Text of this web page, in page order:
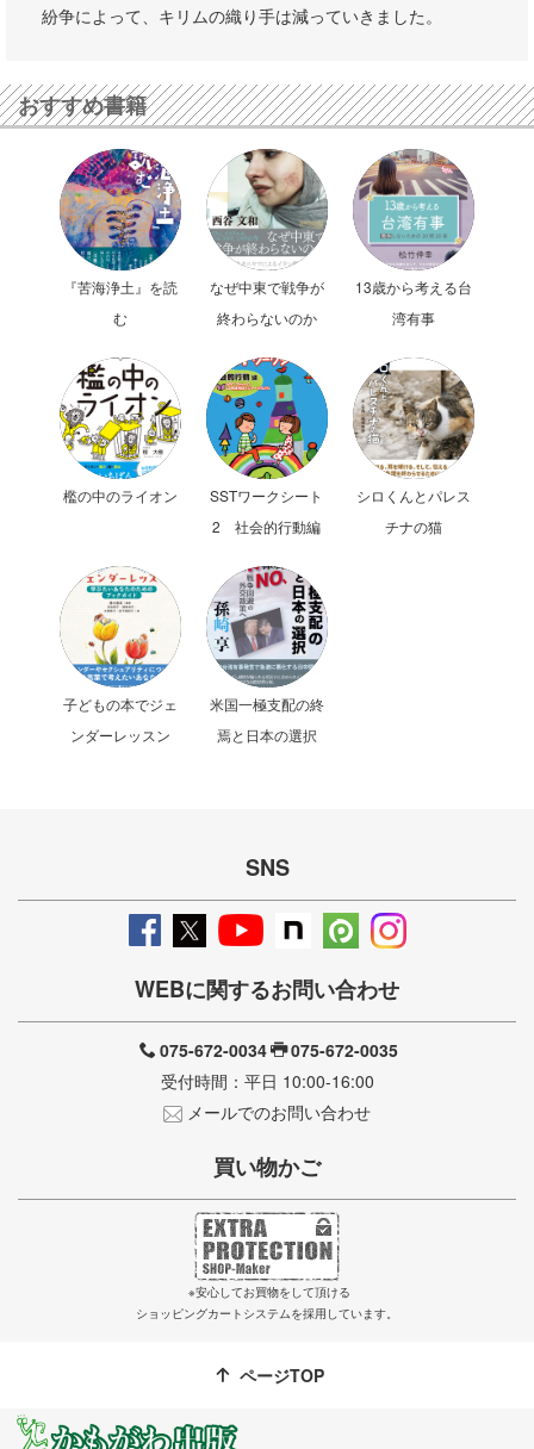
紛争によって、キリムの織り手は減っていきました。
おすすめ書籍
『苦海浄土』を読
む
なぜ中東で戦争が
終わらないのか
13歳から考える台
湾有事
檻の中のライオン
SSTワークシート
2 社会的行動編
シロくんとパレス
チナの猫
子どもの本でジェ
ンダーレッスン
米国一極支配の終
焉と日本の選択
SNS
WEBに関するお問い合わせ
075-672-0034
075-672-0035
受付時間：平日 10:00-16:00
メールでのお問い合わせ
買い物かご
※安心してお買物をして頂ける
ショッピングカートシステムを採用しています。
ページTOP